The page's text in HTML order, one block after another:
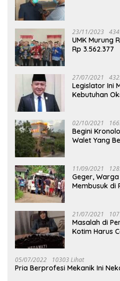
23/11/2023
UMK Murung
Rp 3.562.377
27/07/2021
Legislator Ini
Kebutuhan
02/10/2021
Begini
Walet Yang
11/09/2021
Geger,
Membusuk di
21/07/2021
Masalah di
Kotim Harus
05/07/2022 10303 Lihat
Pria Berprofesi Mekanik Ini